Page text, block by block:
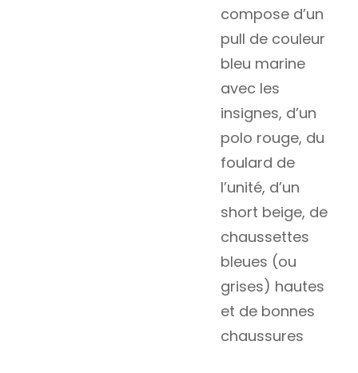
compose d’un
pull de couleur
bleu marine
avec les
insignes, d’un
polo rouge, du
foulard de
l’unité, d’un
short beige, de
chaussettes
bleues (ou
grises) hautes
et de bonnes
chaussures